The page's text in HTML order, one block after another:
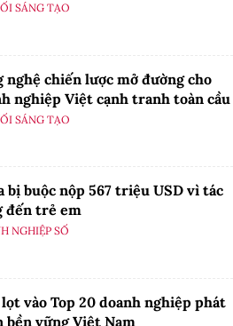
SÁNG TẠO
nghệ chiến lược mở đường cho
nghiệp Việt cạnh tranh toàn cầu
SÁNG TẠO
bị buộc nộp 567 triệu USD vì tác
đến trẻ em
NGHIỆP SỐ
lọt vào Top 20 doanh nghiệp phát
vững Việt Nam